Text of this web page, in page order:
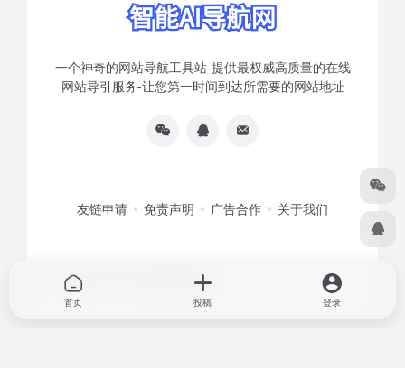
一个神奇的网站导航工具站-提供最权威高质量的在线
网站导引服务-让您第一时间到达所需要的网站地址
友链申请 免责声明 广告合作 关于我们
Copyright © 2026 智能AI导航网
首页 投稿 登录